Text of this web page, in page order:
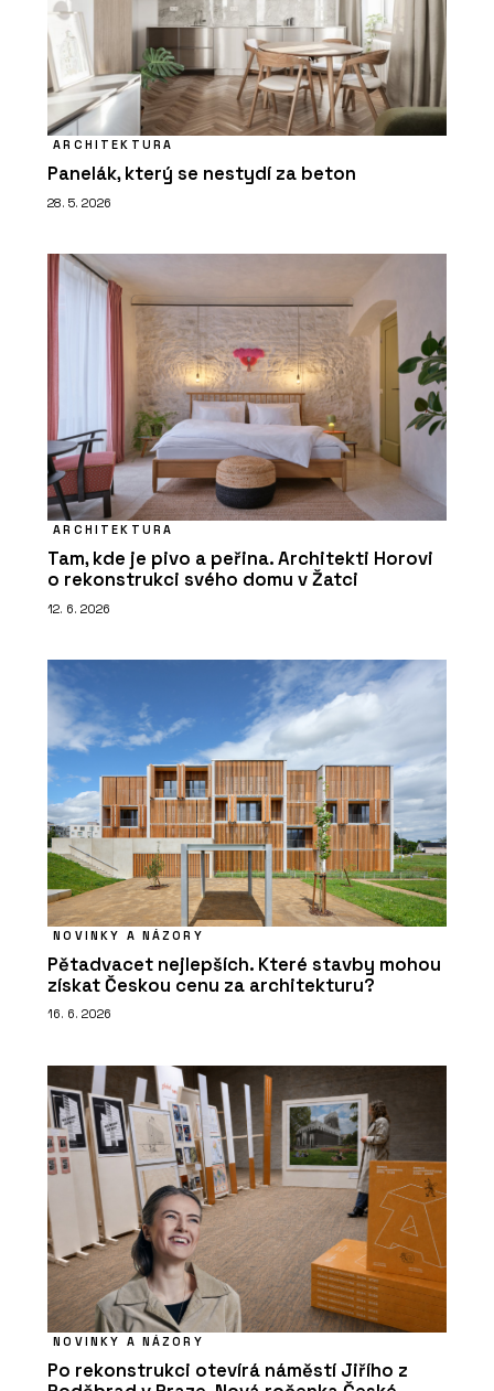
ARCHITEKTURA
Panelák, který se nestydí za beton
28. 5. 2026
ARCHITEKTURA
Tam, kde je pivo a peřina. Architekti Horovi
o rekonstrukci svého domu v Žatci
12. 6. 2026
NOVINKY A NÁZORY
Pětadvacet nejlepších. Které stavby mohou
získat Českou cenu za architekturu?
16. 6. 2026
NOVINKY A NÁZORY
Po rekonstrukci otevírá náměstí Jiřího z